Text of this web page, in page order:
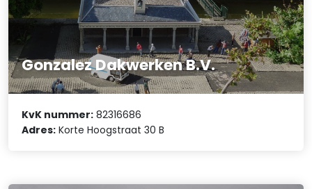
Gonzalez Dakwerken B.V.
KvK nummer: 82316686
Adres: Korte Hoogstraat 30 B